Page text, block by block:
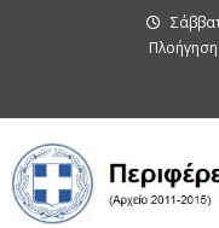
Πλοήγηση